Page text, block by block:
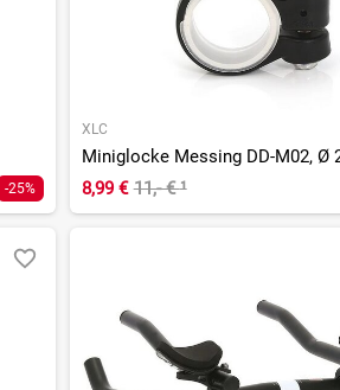
-25%
XLC
Miniglocke Messing DD-M02, Ø
8,99 € 11,- €¹